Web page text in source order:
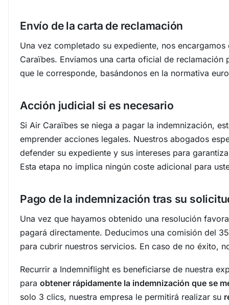
Envío de la carta de reclamación
Una vez completado su expediente, nos
Caraïbes. Enviamos una carta oficial de reclamación
que le corresponde, basándonos en la normativa
Acción judicial si es necesario
Si Air Caraïbes se niega a pagar la indemnización,
emprender acciones legales. Nuestros abogados
defender su expediente y sus intereses para
Esta etapa no implica ningún coste adicional para
Pago de la indemnización tras su
Una vez que hayamos obtenido una resolución
pagará directamente. Deducimos una comisión del
para cubrir nuestros servicios. En caso de no éxito,
Recurrir a Indemniflight es beneficiarse de nuestra
para obtener rápidamente la indemnización que se
solo 3 clics, nuestra empresa le permitirá realizar su